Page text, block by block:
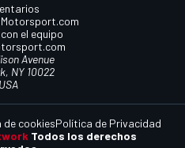
el equipo
Avenue
NY 10022
USA
Todos los derechos
de cookiesPolítica de Privacidad